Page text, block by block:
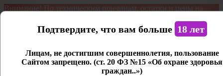
Внимание! По техническим причинам, остатки и цены на
является демонстрационным. Дистанционная продажа не
Открыть сайдбар
Подтвердите, что вам больше 18 лет
Лицам, не достигшим совершеннолетия, пользование
Сайтом запрещено. (ст. 20 ФЗ №15 «Об охране здоровья
граждан..»)